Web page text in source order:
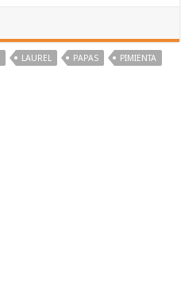
LAUREL PAPAS
PIMIENTA